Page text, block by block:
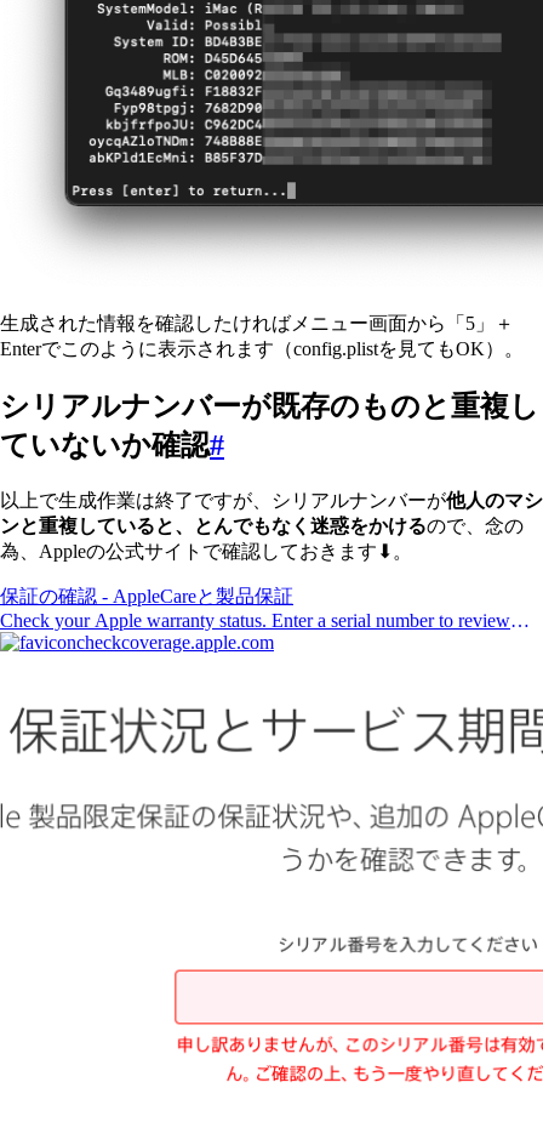
生成された情報を確認したければメニュー画面から「5」＋
Enterでこのように表示されます（config.plistを見てもOK）。
シリアルナンバーが既存のものと重複し
ていないか確認#
以上で生成作業は終了ですが、シリアルナンバーが他人のマシ
ンと重複していると、とんでもなく迷惑をかけるので、念の
為、Appleの公式サイトで確認しておきます⬇。
保証の確認 - AppleCareと製品保証
Check your Apple warranty status. Enter a serial number to review
your eligibility for support and extended coverage.
checkcoverage.apple.com